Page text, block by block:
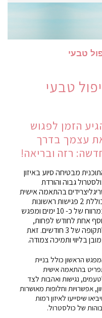
טבעי
טבעי
הזמן לפגוש
עצמך בדרך
רזה ובריאה!
מבטיחה סיוע באיזון
גבוה והורדת
בהתאמה אישית
וכוללת 2 פגישות ראשונות
במרווח של כ- 10 ימים ומפגש
אחת לחודש לפחות,
לתקופה של 3 חודשים. זאת
בליווי ותמיכה צמודה.
הראשון כולל בניית
בהתאמה אישית
נגישות ואהבות לצד
אפשרויות וחלופות מאושרות
שיסייעו לאיזון רמות
של כולסטרול.